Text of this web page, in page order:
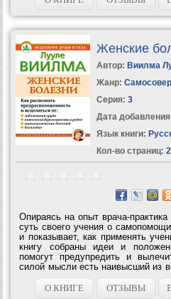
Женские
Автор: Виилма
Жанр:
Серия: 3
Дата
Язык книги:
Кол-во страниц:
Опираясь на опыт врача-
суть своего учения о
и показывает, как применять
книгу собраны идеи и
помогут предупредить и
силой мысли есть наивысший из
Л.Виилма. Для широкого круга...
О КНИГЕ
ОТЗЫВЫ